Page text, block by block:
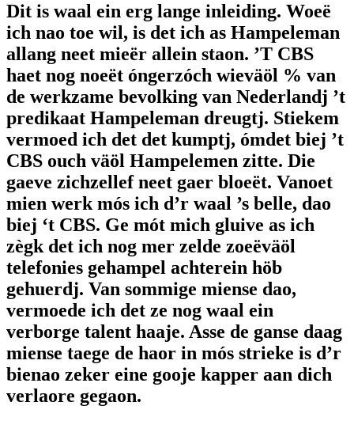
Dit is waal ein erg lange inleiding. Woeë
ich nao toe wil, is det ich as Hampeleman
allang neet mieër allein staon. ’T CBS
haet nog noeët óngerzóch wieväöl % van
de werkzame bevolking van Nederlandj ’t
predikaat Hampeleman dreugtj. Stiekem
vermoed ich det det kumptj, ómdet biej ’t
CBS ouch väöl Hampelemen zitte. Die
gaeve zichzellef neet gaer bloeët. Vanoet
mien werk mós ich d’r waal ’s belle, dao
biej ‘t CBS. Ge mót mich gluive as ich
zègk det ich nog mer zelde zoeëväöl
telefonies gehampel achterein höb
gehuerdj. Van sommige miense dao,
vermoede ich det ze nog waal ein
verborge talent haaje. Asse de ganse daag
miense taege de haor in mós strieke is d’r
bienao zeker eine gooje kapper aan dich
verlaore gegaon.